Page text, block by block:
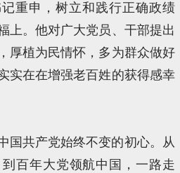
重申，树立和践行正确政绩
上。他对广大党员、干部提出
厚植为民情怀，多为群众做好
实在在增强老百姓的获得感幸
国共产党始终不变的初心。从
百年大党领航中国，一路走